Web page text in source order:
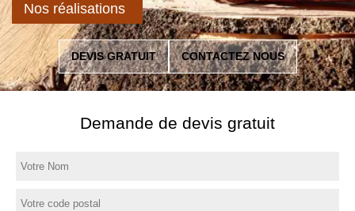
Nos réalisations
DEVIS GRATUIT CONTACTEZ NOUS
Demande de devis gratuit